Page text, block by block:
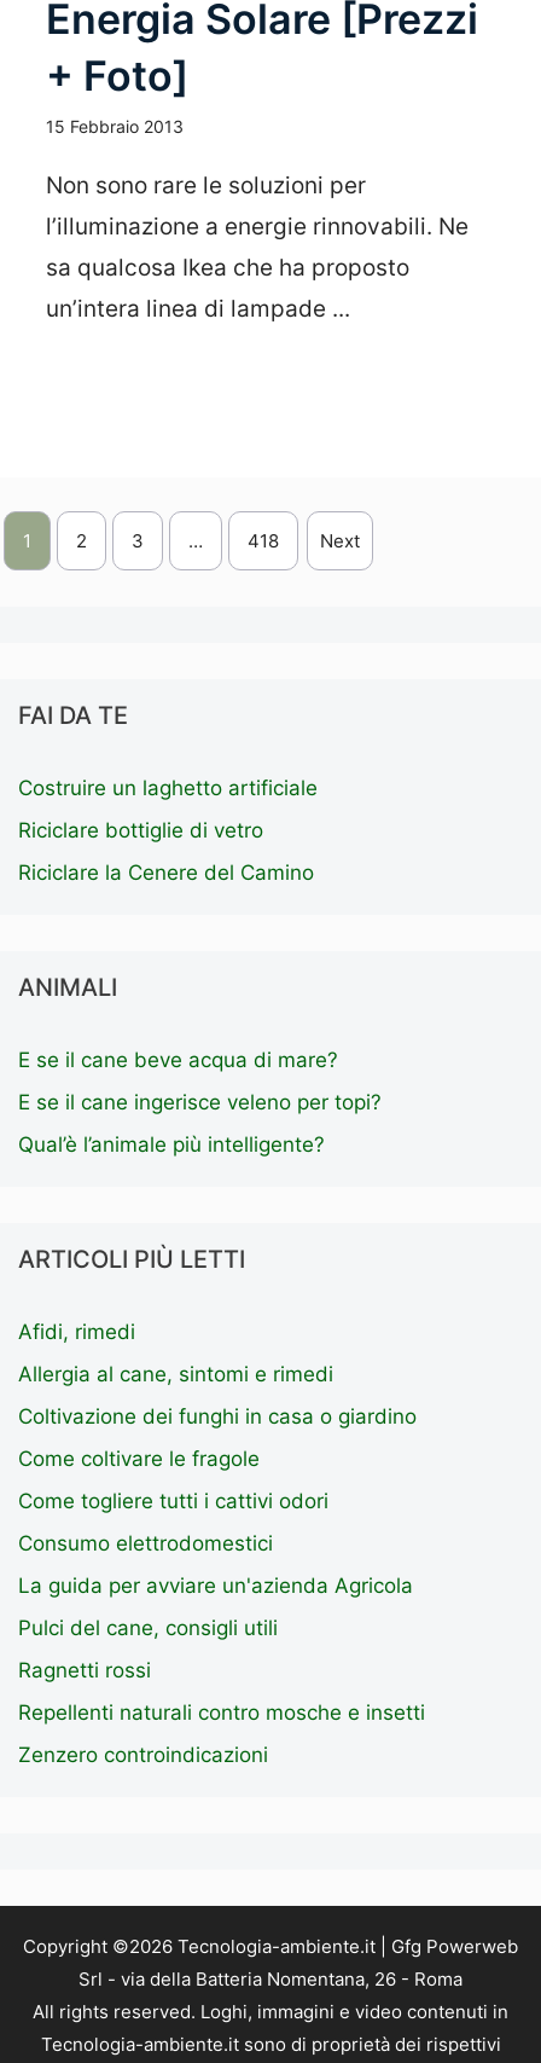
Energia Solare [Prezzi
+ Foto]
15 Febbraio 2013
Non sono rare le soluzioni per
l’illuminazione a energie rinnovabili. Ne
sa qualcosa Ikea che ha proposto
un’intera linea di lampade ...
1 2 3 … 418 Next
FAI DA TE
Costruire un laghetto artificiale
Riciclare bottiglie di vetro
Riciclare la Cenere del Camino
ANIMALI
E se il cane beve acqua di mare?
E se il cane ingerisce veleno per topi?
Qual’è l’animale più intelligente?
ARTICOLI PIÙ LETTI
Afidi, rimedi
Allergia al cane, sintomi e rimedi
Coltivazione dei funghi in casa o giardino
Come coltivare le fragole
Come togliere tutti i cattivi odori
Consumo elettrodomestici
La guida per avviare un'azienda Agricola
Pulci del cane, consigli utili
Ragnetti rossi
Repellenti naturali contro mosche e insetti
Zenzero controindicazioni
Copyright ©2026 Tecnologia-ambiente.it | Gfg Powerweb
Srl - via della Batteria Nomentana, 26 - Roma
All rights reserved. Loghi, immagini e video contenuti in
Tecnologia-ambiente.it sono di proprietà dei rispettivi